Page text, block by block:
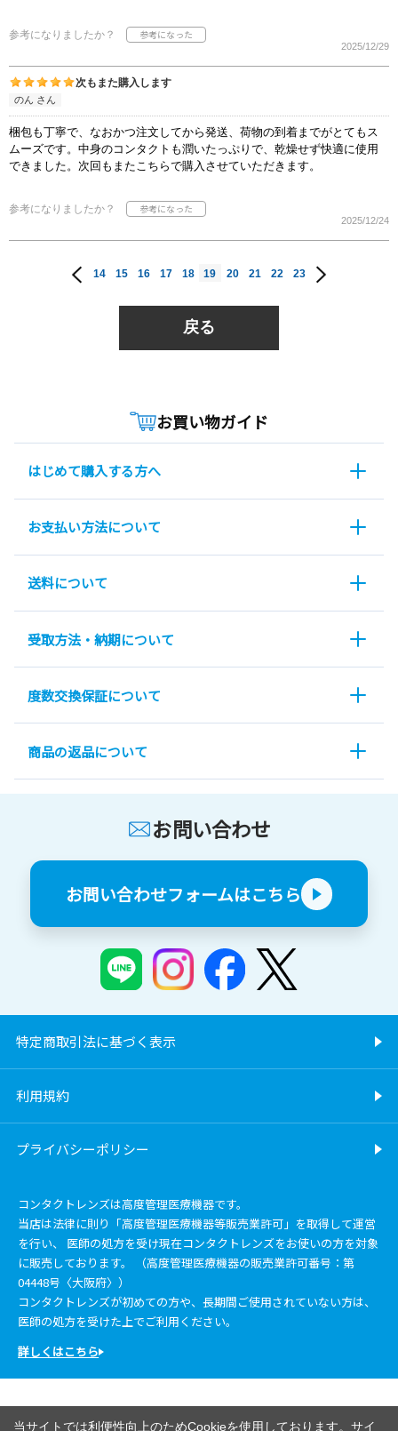
参考になりましたか？
2025/12/29
次もまた購入します
のん さん
梱包も丁寧で、なおかつ注文してから発送、荷物の到着までがとてもス
ムーズです。中身のコンタクトも潤いたっぷりで、乾燥せず快適に使用
できました。次回もまたこちらで購入させていただきます。
参考になりましたか？
2025/12/24
14 15 16 17 18 19 20 21 22 23
戻る
お買い物ガイド
はじめて購入する方へ
お支払い方法について
送料について
受取方法・納期について
度数交換保証について
商品の返品について
お問い合わせ
お問い合わせフォームはこちら
特定商取引法に基づく表示
利用規約
プライバシーポリシー
コンタクトレンズは高度管理医療機器です。
当店は法律に則り「高度管理医療機器等販売業許可」を取得して運営
を行い、 医師の処方を受け現在コンタクトレンズをお使いの方を対象
に販売しております。 （高度管理医療機器の販売業許可番号：第
04448号〈大阪府〉）
コンタクトレンズが初めての方や、長期間ご使用されていない方は、
医師の処方を受けた上でご利用ください。
詳しくはこちら
当サイトでは利便性向上のためCookieを使用しております。サイ